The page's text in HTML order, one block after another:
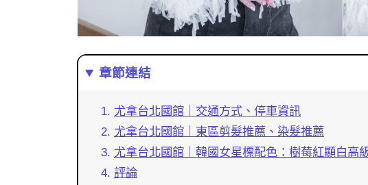
章節連結
尤拿台北國館｜交通方式、停車資訊
尤拿台北國館｜東區剪髮推薦、染髮推薦
尤拿台北國館｜韓國女星標配色：樹莓紅顯白高
評論